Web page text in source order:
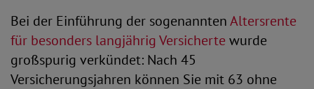
Bei der Einführung der sogenanntenAltersrente
für besonders langjährig Versicherte wurde
großspurig verkündet: Nach 45
Versicherungsjahren können Sie mit 63 ohne